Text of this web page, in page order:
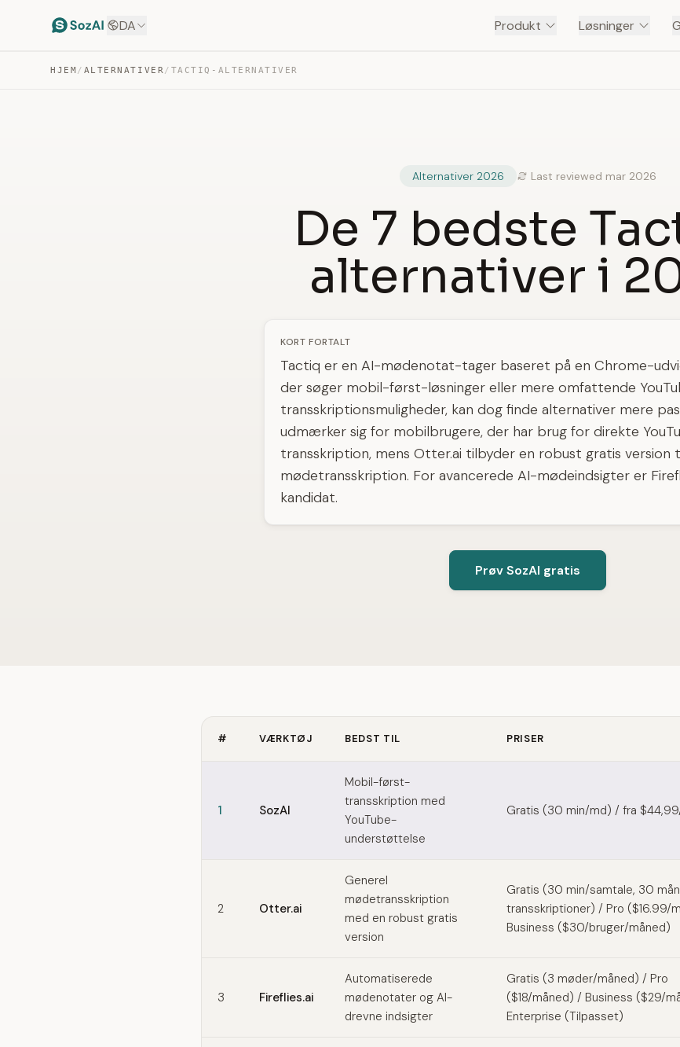
DA Produkt Løsninger
HJEM / ALTERNATIVER / TACTIQ-ALTERNATIVER
Alternativer 2026 Last reviewed mar 2026
De 7 bedste
alternativer i
KORT FORTALT
Tactiq er en AI-mødenotat-tager baseret på en Chrome-
der søger mobil-først-løsninger eller mere omfattende
transskriptionsmuligheder, kan dog finde alternativer mere
udmærker sig for mobilbrugere, der har brug for direkte
transskription, mens Otter.ai tilbyder en robust gratis version
mødetransskription. For avancerede AI-mødeindsigter er
kandidat.
Prøv SozAI gratis
# VÆRKTØJ BEDST TIL PRISER
1 SozAI
Mobil-først-
transskription med
YouTube-
understøttelse
Gratis (30 min/md) / fra
2 Otter.ai
Generel
mødetransskription
med en robust gratis
version
Gratis (30 min/samtale, 30
transskriptioner) / Pro ($16.99/
Business ($30/bruger/måned)
3 Fireflies.ai
Automatiserede
mødenotater og AI-
drevne indsigter
Gratis (3 møder/måned) / Pro
($18/måned) / Business ($29/
Enterprise (Tilpasset)